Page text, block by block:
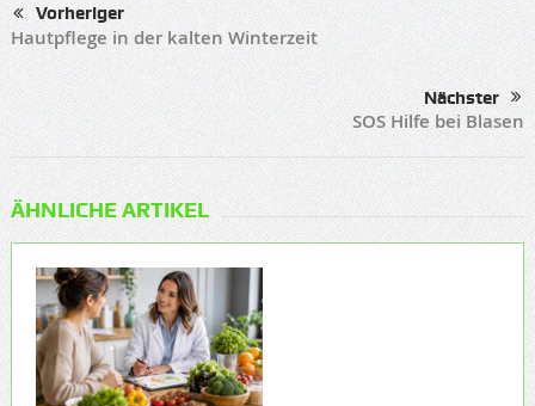
Vorheriger
Hautpflege in der kalten Winterzeit
Nächster
SOS Hilfe bei Blasen
ÄHNLICHE ARTIKEL